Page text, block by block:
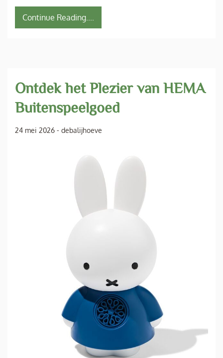
Continue Reading....
Ontdek het Plezier van HEMA
Buitenspeelgoed
24 mei 2026 - debalijhoeve